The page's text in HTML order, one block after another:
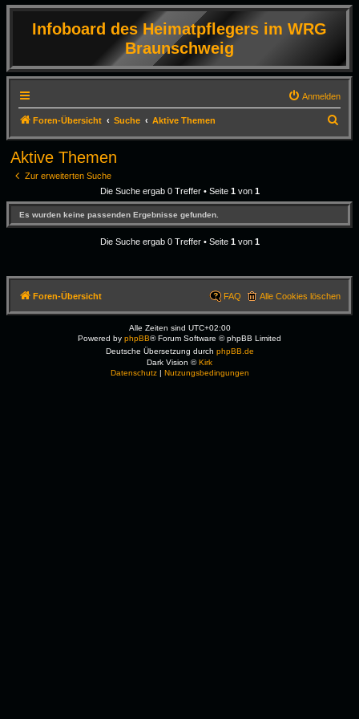
Infoboard des Heimatpflegers im WRG
Braunschweig
Anmelden
Foren-Übersicht Suche Aktive Themen
u
Aktive Themen
Zur erweiterten Suche
Die Suche ergab 0 Treffer • Seite 1von 1
Es wurden keine passenden Ergebnisse gefunden.
Die Suche ergab 0 Treffer • Seite 1von 1
Foren-Übersicht Alle Cookies löschen
FAQ
Alle Zeiten sind UTC+02:00
Powered by phpBB® Forum Software © phpBB Limited
Deutsche Übersetzung durch phpBB.de
Dark Vision ©Kirk
Datenschutz| Nutzungsbedingungen